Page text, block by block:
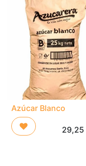
Azúcar Blanco
29,25